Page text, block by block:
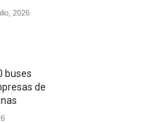
2026
buses
de